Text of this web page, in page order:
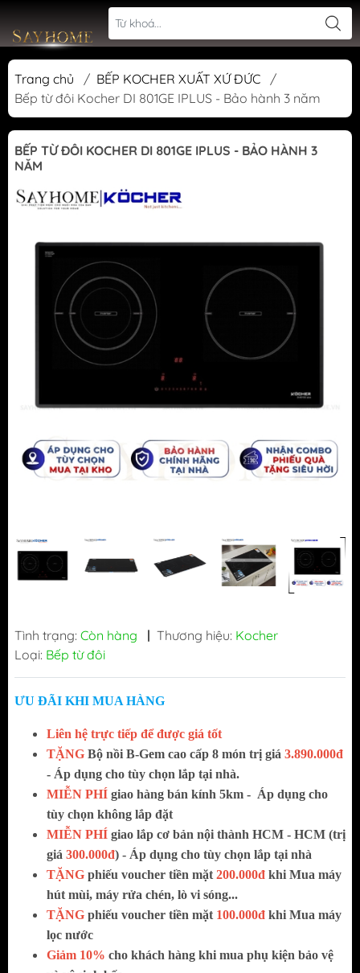
Trang chủ / BẾP KOCHER XUẤT XỨ ĐỨC
/
Bếp từ đôi Kocher DI 801GE IPLUS - Bảo hành 3 năm
BẾP TỪ ĐÔI KOCHER DI 801GE IPLUS - BẢO HÀNH 3
NĂM
Tình trạng: Còn hàng | Thương hiệu: Kocher
Loại: Bếp từ đôi
ƯU ĐÃI KHI MUA HÀNG
Liên hệ trực tiếp để được giá tốt
TẶNG Bộ nồi B-Gem cao cấp 8 món trị giá 3.890.000đ
- Áp dụng cho tùy chọn lắp tại nhà.
MIỄN PHÍ giao hàng bán kính 5km - Áp dụng cho
tùy chọn không lắp đặt
MIỄN PHÍ giao lắp cơ bản nội thành HCM - HCM (trị
giá 300.000đ) - Áp dụng cho tùy chọn lắp tại nhà
TẶNG phiếu voucher tiền mặt 200.000đ khi Mua máy
hút mùi, máy rửa chén, lò vi sóng...
TẶNG phiếu voucher tiền mặt 100.000đ khi Mua máy
lọc nước
Giảm 10% cho khách hàng khi mua phụ kiện bảo vệ